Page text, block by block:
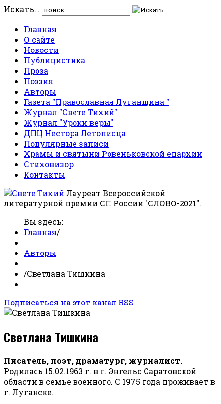
Искать...
Главная
О сайте
Новости
Публицистика
Проза
Поэзия
Авторы
Газета "Православная Луганщина "
Журнал "Свете Тихий"
Журнал "Уроки веры"
ДПЦ Нестора Летописца
Популярные записи
Храмы и святыни Ровеньковской епархии
Стиховизор
Контакты
Лауреат Всероссийской
литературной премии СП России "СЛОВО-2021".
Вы здесь:
Главная/
Авторы
/Светлана Тишкина
Подписаться на этот канал RSS
Светлана Тишкина
Писатель, поэт, драматург, журналист.
Родилась 15.02.1963 г. в г. Энгельс Саратовской
области в семье военного. С 1975 года проживает в
г. Луганске.